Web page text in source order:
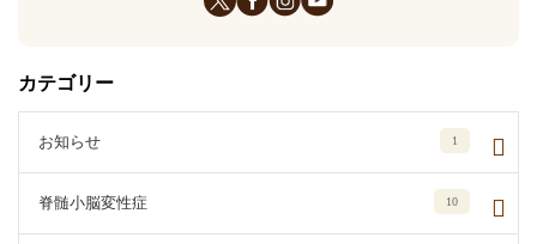
カテゴリー
お知らせ 1
脊髄小脳変性症 10